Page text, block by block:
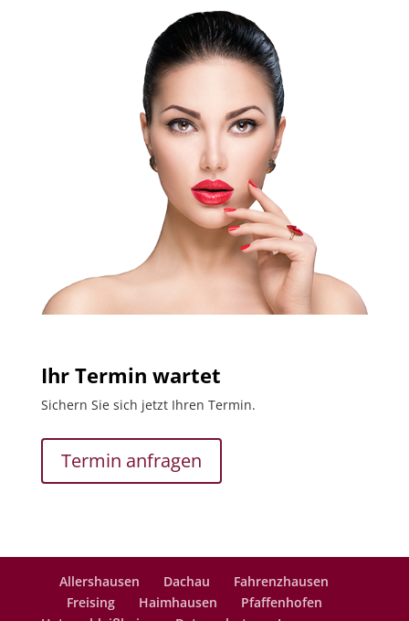
Ihr Termin wartet
Sichern Sie sich jetzt Ihren Termin.
Termin anfragen
Allershausen Dachau
Fahrenzhausen
Freising
Haimhausen
Pfaffenhofen